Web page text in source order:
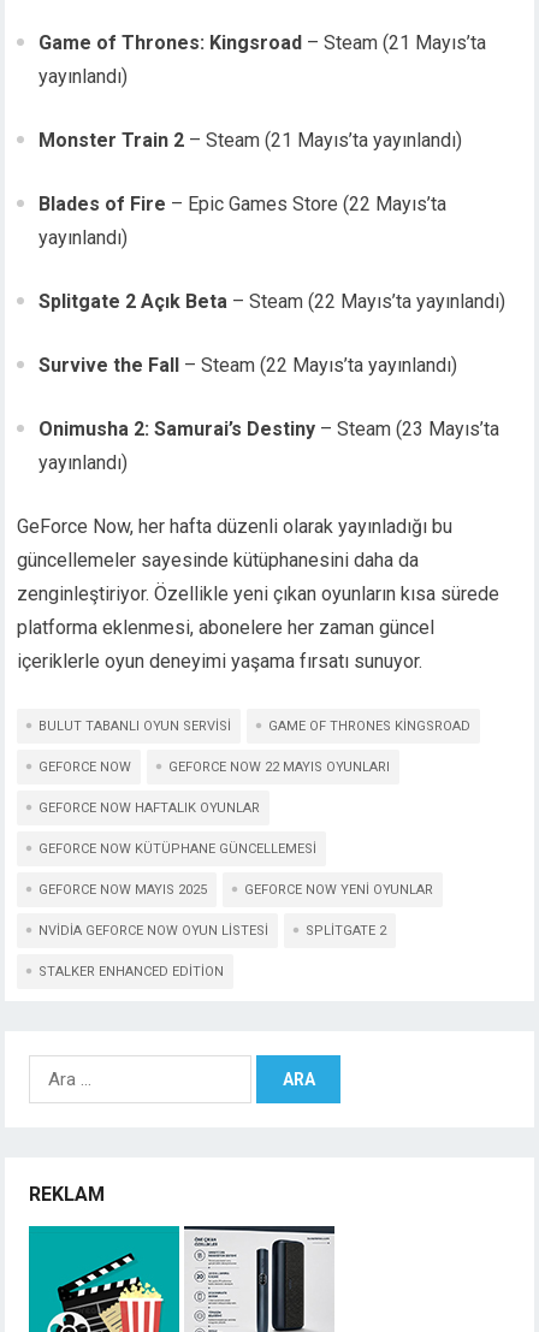
Game of Thrones: Kingsroad – Steam (21 Mayıs’ta
yayınlandı)
Monster Train 2 – Steam (21 Mayıs’ta yayınlandı)
Blades of Fire – Epic Games Store (22 Mayıs’ta
yayınlandı)
Splitgate 2 Açık Beta – Steam (22 Mayıs’ta yayınlandı)
Survive the Fall – Steam (22 Mayıs’ta yayınlandı)
Onimusha 2: Samurai’s Destiny – Steam (23 Mayıs’ta
yayınlandı)
GeForce Now, her hafta düzenli olarak yayınladığı bu
güncellemeler sayesinde kütüphanesini daha da
zenginleştiriyor. Özellikle yeni çıkan oyunların kısa sürede
platforma eklenmesi, abonelere her zaman güncel
içeriklerle oyun deneyimi yaşama fırsatı sunuyor.
BULUT TABANLI OYUN SERVISI GAME OF THRONES KINGSROAD
GEFORCE NOW GEFORCE NOW 22 MAYIS OYUNLARI
GEFORCE NOW HAFTALIK OYUNLAR
GEFORCE NOW KÜTÜPHANE GÜNCELLEMESI
GEFORCE NOW MAYIS 2025 GEFORCE NOW YENI OYUNLAR
NVIDIA GEFORCE NOW OYUN LISTESI SPLITGATE 2
STALKER ENHANCED EDITION
Arama:
REKLAM